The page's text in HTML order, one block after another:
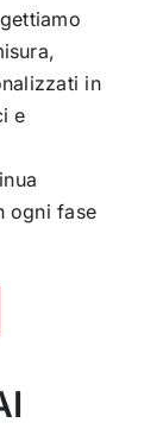
in
e
ogni fase